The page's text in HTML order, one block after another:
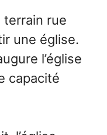
terrain rue
une église.
l’église
capacité